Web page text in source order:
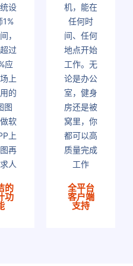
设
1%
，
过
应
上
的
图
软
上
再
人
的
功
机，能在
任何时
间、任何
地点开始
工作。无
论是办公
室，健身
房还是被
窝里，你
都可以高
质量完成
工作
全平台
客户端
支持